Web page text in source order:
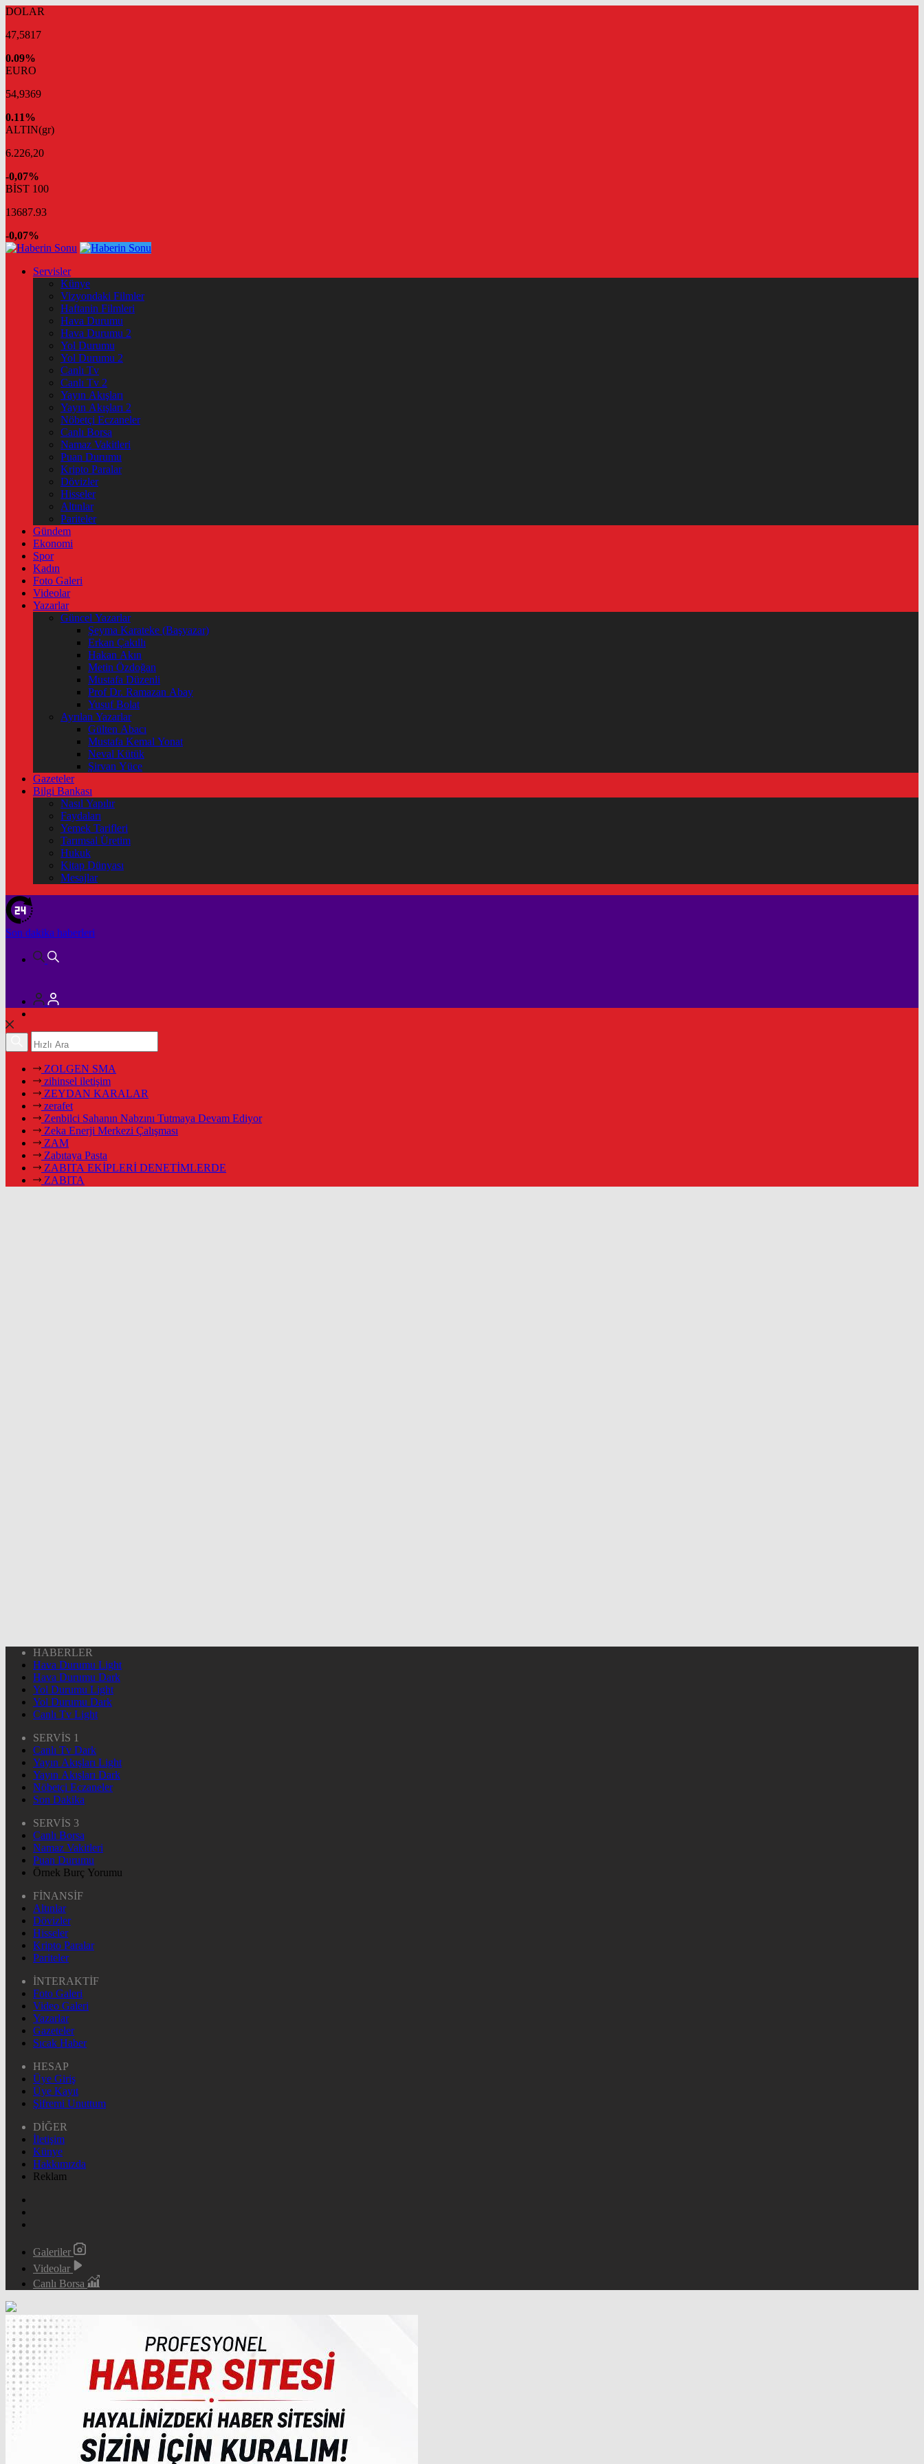
DOLAR
47,5817
0.09%
EURO
54,9369
0.11%
ALTIN(gr)
6.226,20
-0,07%
BİST 100
13687.93
-0,07%
Servisler
Künye
Vizyondaki Filmler
Haftanin Filmleri
Hava Durumu
Hava Durumu 2
Yol Durumu
Yol Durumu 2
Canlı Tv
Canlı Tv 2
Yayın Akışları
Yayın Akışları 2
Nöbetçi Eczaneler
Canlı Borsa
Namaz Vakitleri
Puan Durumu
Kripto Paralar
Dövizler
Hisseler
Altınlar
Pariteler
Gündem
Ekonomi
Spor
Kadın
Foto Galeri
Videolar
Yazarlar
Güncel Yazarlar
Şeyma Karateke (Başyazar)
Erkan Çakıllı
Hakan Akın
Metin Özdoğan
Mustafa Düzenli
Prof Dr. Ramazan Abay
Yusuf Bolat
Ayrılan Yazarlar
Gülten Abacı
Mustafa Kemal Yonat
Neval Kütük
Şirvan Yüce
Gazeteler
Bilgi Bankası
Nasıl Yapılır
Faydaları
Yemek Tarifleri
Tarımsal Üretim
Hukuk
Kitap Dünyası
Mesajlar
Son dakika haberleri
ZOLGEN SMA
zihinsel iletişim
ZEYDAN KARALAR
zerafet
Zenbilci Sahanın Nabzını Tutmaya Devam Ediyor
Zeka Enerji Merkezi Çalışması
ZAM
Zabıtaya Pasta
ZABITA EKİPLERİ DENETİMLERDE
ZABITA
HABERLER
Hava Durumu Light
Hava Durumu Dark
Yol Durumu Light
Yol Durumu Dark
Canlı Tv Light
SERVİS 1
Canlı Tv Dark
Yayın Akışları Light
Yayın Akışları Dark
Nöbetçi Eczaneler
Son Dakika
SERVİS 3
Canlı Borsa
Namaz Vakitleri
Puan Durumu
Örnek Burç Yorumu
FİNANSİF
Altınlar
Dövizler
Hisseler
Kripto Paralar
Pariteler
İNTERAKTİF
Foto Galeri
Video Galeri
Yazarlar
Gazeteler
Sıcak Haber
HESAP
Üye Giriş
Üye Kayıt
Şifremi Unuttum
DİĞER
İletişim
Künye
Hakkımızda
Reklam
Galeriler
Videolar
Canlı Borsa